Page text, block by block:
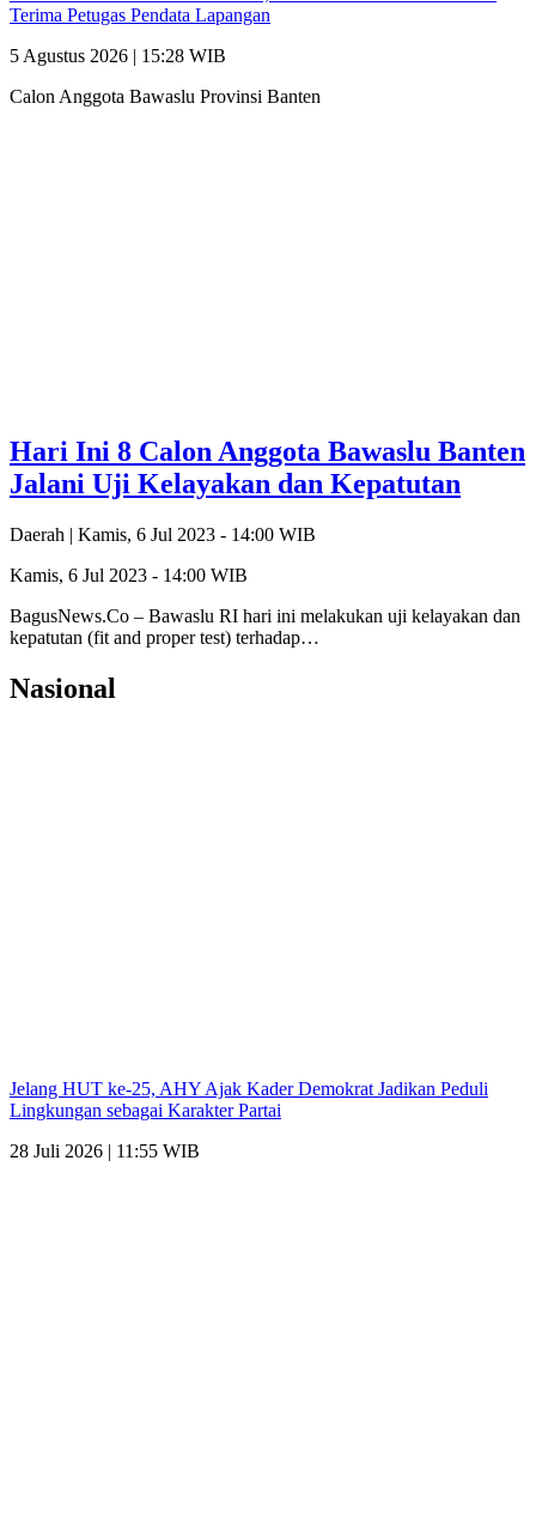
Terima Petugas Pendata Lapangan
5 Agustus 2026 | 15:28 WIB
Calon Anggota Bawaslu Provinsi Banten
Hari Ini 8 Calon Anggota Bawaslu Banten
Jalani Uji Kelayakan dan Kepatutan
Daerah | Kamis, 6 Jul 2023 - 14:00 WIB
Kamis, 6 Jul 2023 - 14:00 WIB
BagusNews.Co – Bawaslu RI hari ini melakukan uji kelayakan dan
kepatutan (fit and proper test) terhadap…
Nasional
Jelang HUT ke-25, AHY Ajak Kader Demokrat Jadikan Peduli
Lingkungan sebagai Karakter Partai
28 Juli 2026 | 11:55 WIB